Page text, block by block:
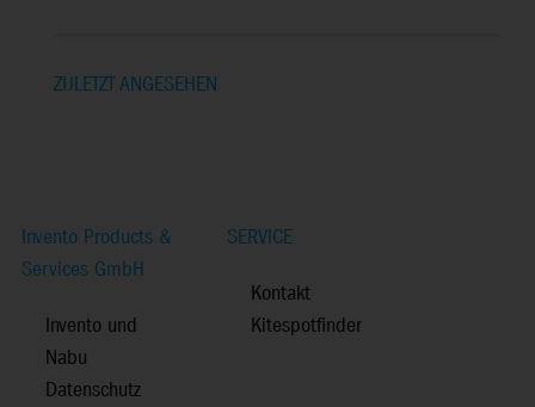
ZULETZT ANGESEHEN
Invento Products &
Services GmbH
Invento und
Nabu
Datenschutz
SERVICE
Kontakt
Kitespotfinder